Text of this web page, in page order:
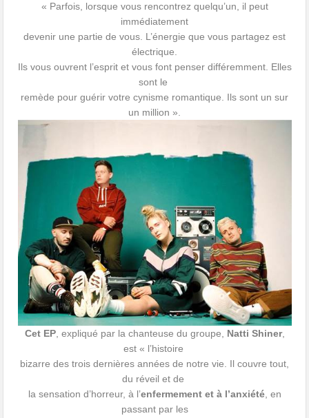
« Parfois, lorsque vous rencontrez quelqu’un, il peut
immédiatement
devenir une partie de vous. L’énergie que vous partagez est
électrique.
Ils vous ouvrent l’esprit et vous font penser différemment. Elles
sont le
remède pour guérir votre cynisme romantique. Ils sont un sur
un million ».
Cet EP, expliqué par la chanteuse du groupe, Natti Shiner,
est « l’histoire
bizarre des trois dernières années de notre vie. Il couvre tout,
du réveil et de
la sensation d’horreur, à l’enfermement et à l’anxiété, en
passant par les